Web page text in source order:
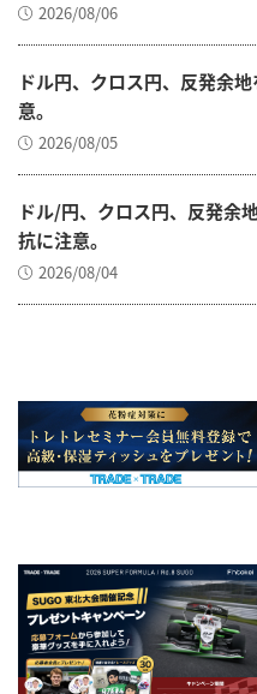
2026/08/06
ドル円、クロス円、反発余
意。
2026/08/05
ドル/円、クロス円、反発余
抗に注意。
2026/08/04